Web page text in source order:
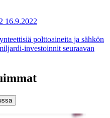
16.9.2022
polttoaineita ja sähkön
investoinnit seuraavan